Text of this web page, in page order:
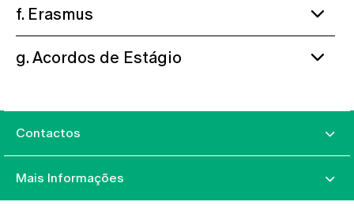
f. Erasmus
g. Acordos de Estágio
Contactos
Mais Informações